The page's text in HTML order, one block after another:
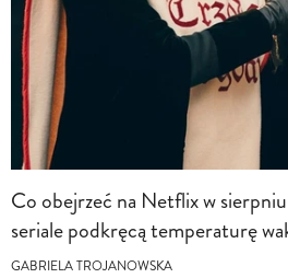
Co obejrzeć na Netflix w
seriale podkręcą temperaturę
GABRIELA TROJANOWSKA